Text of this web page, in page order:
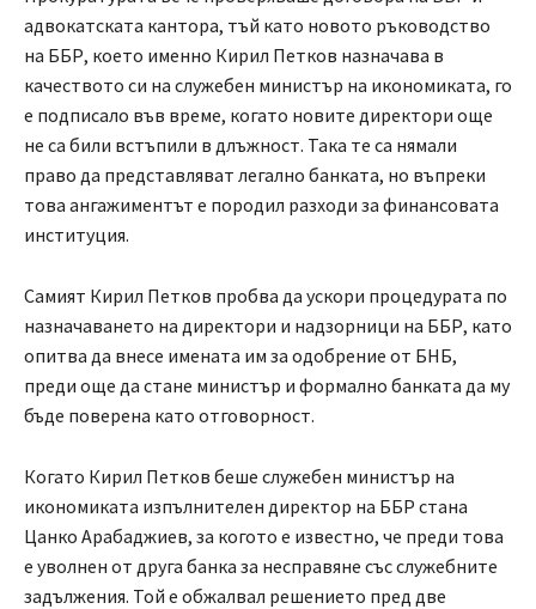
адвокатската кантора, тъй като новото ръководство
на ББР, което именно Кирил Петков назначава в
качеството си на служебен министър на икономиката, го
е подписало във време, когато новите директори още
не са били встъпили в длъжност. Така те са нямали
право да представляват легално банката, но въпреки
това ангажиментът е породил разходи за финансовата
институция.
Самият Кирил Петков пробва да ускори процедурата по
назначаването на директори и надзорници на ББР, като
опитва да внесе имената им за одобрение от БНБ,
преди още да стане министър и формално банката да му
бъде поверена като отговорност.
Когато Кирил Петков беше служебен министър на
икономиката изпълнителен директор на ББР стана
Цанко Арабаджиев, за когото е известно, че преди това
е уволнен от друга банка за несправяне със служебните
задължения. Той е обжалвал решението пред две